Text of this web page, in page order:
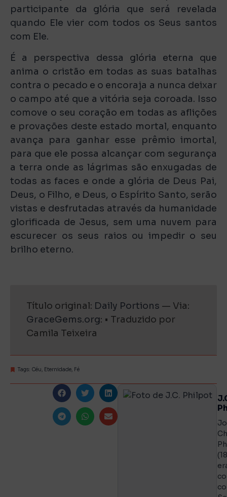
participante da glória que será revelada
quando Ele vier com todos os Seus santos
com Ele.
É a perspectiva dessa glória eterna que
anima o cristão em todas as suas batalhas
contra o pecado e o encoraja a nunca deixar
o campo até que a vitória seja coroada. Isso
comove o seu coração em todas as aflições
e provações deste estado mortal, enquanto
avança para ganhar esse prêmio imortal,
para que ele possa alcançar com segurança
a terra onde as lágrimas são enxugadas de
todas as faces e onde a glória de Deus Pai,
Deus, o Filho, e Deus, o Espírito Santo, serão
vistas e desfrutadas através da humanidade
glorificada de Jesus, sem uma nuvem para
escurecer os seus raios ou impedir o seu
brilho eterno.
Título original: Daily Portions — Via:
GraceGems.org: • Traduzido por
Camila Teixeira
Tags: Céu, Eternidade, Fé